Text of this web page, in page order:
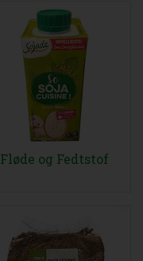
Fløde og Fedtstof